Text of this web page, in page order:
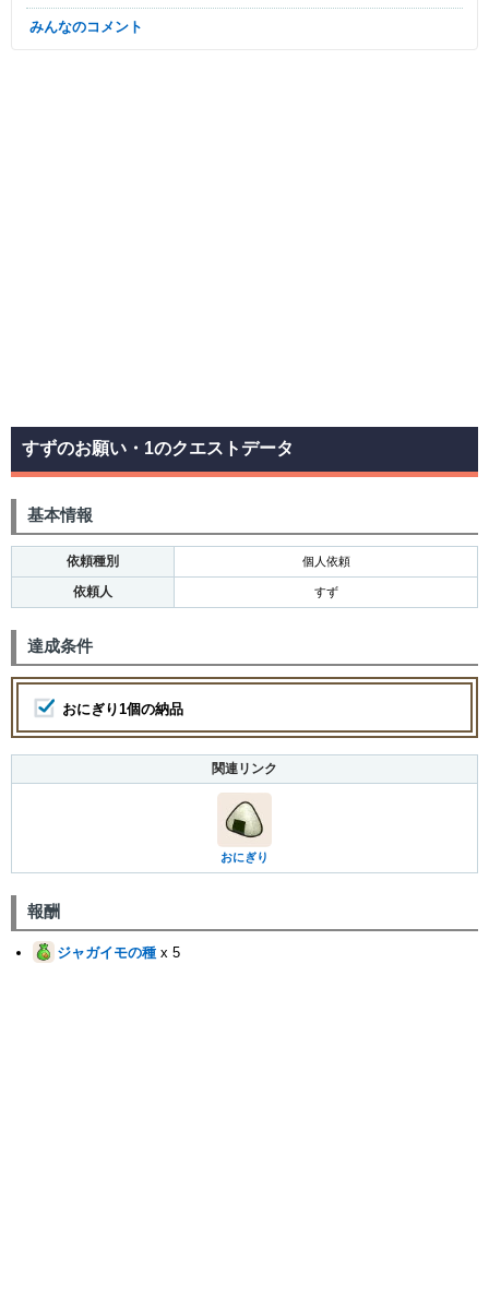
みんなのコメント
すずのお願い・1のクエストデータ
基本情報
依頼種別 個人依頼
依頼人 すず
達成条件
おにぎり1個の納品
関連リンク
おにぎり
報酬
ジャガイモの種 x 5